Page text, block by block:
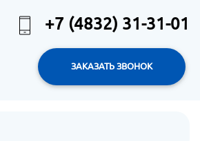
+7 (4832) 31-31-01
ЗАКАЗАТЬ ЗВОНОК